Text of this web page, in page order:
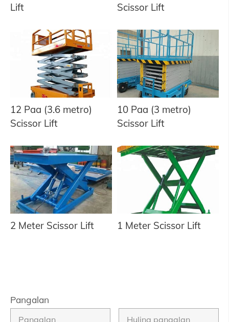
Lift
Scissor Lift
12 Paa (3.6 metro)
Scissor Lift
10 Paa (3 metro)
Scissor Lift
2 Meter Scissor Lift 1 Meter Scissor Lift
Pangalan